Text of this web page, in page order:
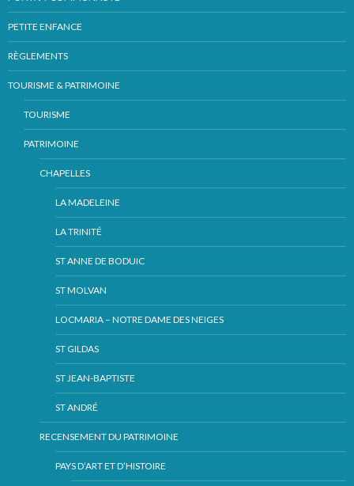
PETITE ENFANCE
RÈGLEMENTS
TOURISME & PATRIMOINE
TOURISME
PATRIMOINE
CHAPELLES
LA MADELEINE
LA TRINITÉ
ST ANNE DE BODUIC
ST MOLVAN
LOCMARIA – NOTRE DAME DES NEIGES
ST GILDAS
ST JEAN-BAPTISTE
ST ANDRÉ
RECENSEMENT DU PATRIMOINE
PAYS D’ART ET D’HISTOIRE